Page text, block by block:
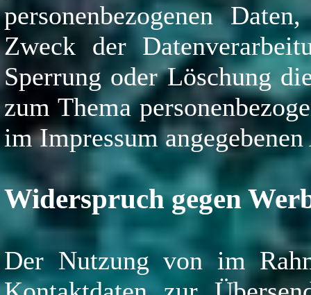
personenbezogenen
Zweck der
Sperrung oder Löschung
zum Thema
im Impressum
Widerspruch gegen
Der Nutzung von im